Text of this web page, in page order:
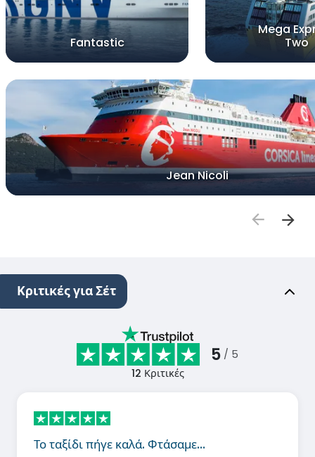
Fantastic
Mega
Two
Jean Nicoli
Κριτικές για Σέτ
5 / 5
12 Κριτικές
Το ταξίδι πήγε καλά. Φτάσαμε…